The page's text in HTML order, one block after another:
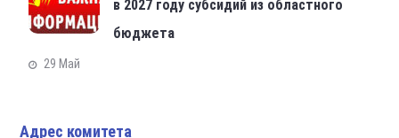
в 2027 году субсидий из областного
бюджета
29 Май
Адрес комитета